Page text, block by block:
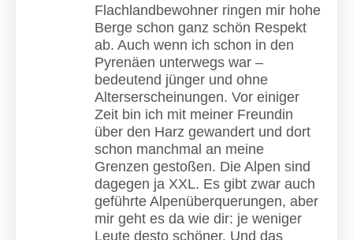
Flachlandbewohner ringen mir hohe
Berge schon ganz schön Respekt
ab. Auch wenn ich schon in den
Pyrenäen unterwegs war –
bedeutend jünger und ohne
Alterserscheinungen. Vor einiger
Zeit bin ich mit meiner Freundin
über den Harz gewandert und dort
schon manchmal an meine
Grenzen gestoßen. Die Alpen sind
dagegen ja XXL. Es gibt zwar auch
geführte Alpenüberquerungen, aber
mir geht es da wie dir: je weniger
Leute desto schöner. Und das